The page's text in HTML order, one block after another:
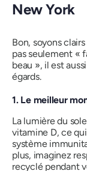
New York
Bon, soyons
pas seulement «
beau », il est
égards.
1. Le meilleur
La lumière du
vitamine D, ce
système
plus, imaginez
recyclé pendant